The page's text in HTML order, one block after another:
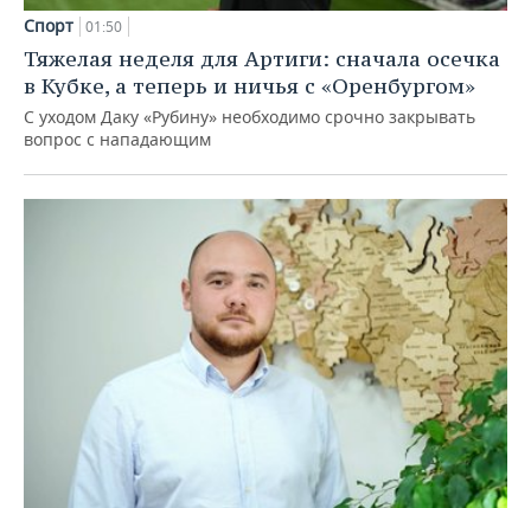
Спорт 01:50
Тяжелая неделя для Артиги: сначала осечка
в Кубке, а теперь и ничья с «Оренбургом»
С уходом Даку «Рубину» необходимо срочно закрывать
вопрос с нападающим